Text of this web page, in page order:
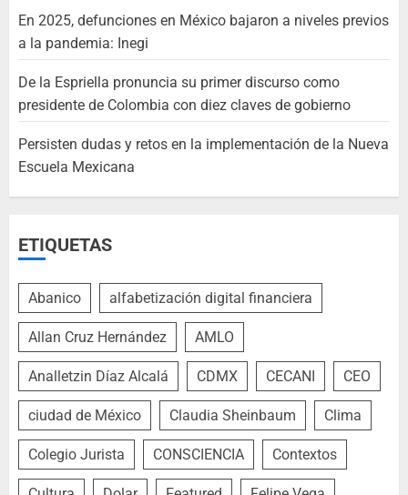
En 2025, defunciones en México bajaron a niveles previos
a la pandemia: Inegi
De la Espriella pronuncia su primer discurso como
presidente de Colombia con diez claves de gobierno
Persisten dudas y retos en la implementación de la Nueva
Escuela Mexicana
ETIQUETAS
Abanico alfabetización digital financiera
Allan Cruz Hernández AMLO
Analletzin Díaz Alcalá CDMX CECANI CEO
ciudad de México Claudia Sheinbaum Clima
Colegio Jurista CONSCIENCIA Contextos